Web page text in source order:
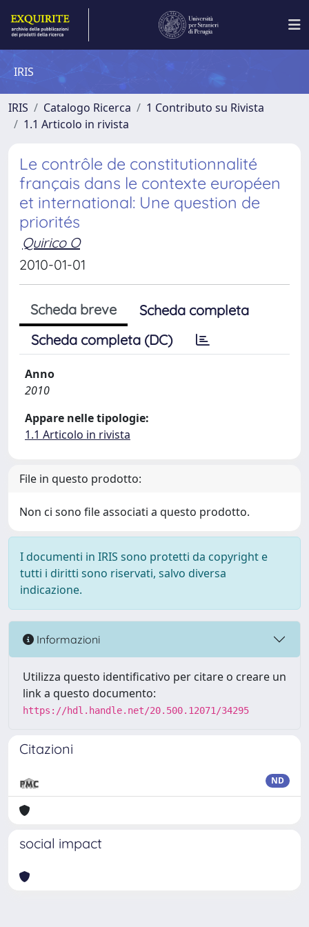
IRIS
IRIS Catalogo Ricerca
1 Contributo su Rivista
1.1 Articolo in rivista
Le contrôle de constitutionnalité
français dans le contexte européen
et international: Une question de
priorités
Quirico O
2010-01-01
Scheda breve
Scheda completa
Scheda completa (DC)
Anno
2010
Appare nelle tipologie:
1.1 Articolo in rivista
File in questo prodotto:
Non ci sono file associati a questo prodotto.
I documenti in IRIS sono protetti da copyright e
tutti i diritti sono riservati, salvo diversa
indicazione.
Informazioni
Utilizza questo identificativo per citare o creare un
link a questo documento:
https://hdl.handle.net/20.500.12071/34295
Citazioni
ND
social impact